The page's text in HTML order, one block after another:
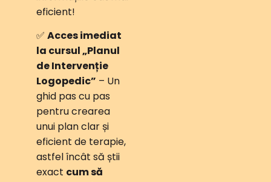
eficient!
✅ Acces imediat
la cursul „Planul
de Intervenție
Logopedic” – Un
ghid pas cu pas
pentru crearea
unui plan clar și
eficient de terapie,
astfel încât să știi
exact cum să